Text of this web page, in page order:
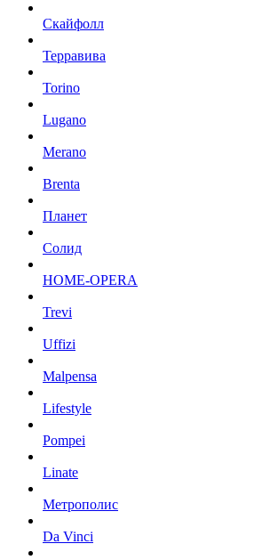
Скайфолл
Терравива
Torino
Lugano
Merano
Brenta
Планет
Солид
HOME-OPERA
Trevi
Uffizi
Malpensa
Lifestyle
Pompei
Linate
Метрополис
Da Vinci